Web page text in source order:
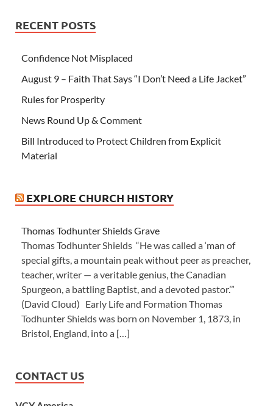
RECENT POSTS
Confidence Not Misplaced
August 9 – Faith That Says “I Don’t Need a Life Jacket”
Rules for Prosperity
News Round Up & Comment
Bill Introduced to Protect Children from Explicit
Material
EXPLORE CHURCH HISTORY
Thomas Todhunter Shields Grave
Thomas Todhunter Shields “He was called a ‘man of
special gifts, a mountain peak without peer as preacher,
teacher, writer — a veritable genius, the Canadian
Spurgeon, a battling Baptist, and a devoted pastor.’”
(David Cloud) Early Life and Formation Thomas
Todhunter Shields was born on November 1, 1873, in
Bristol, England, into a […]
CONTACT US